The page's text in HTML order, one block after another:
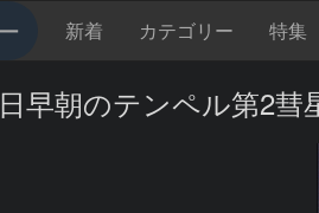
新着 カテゴリー 特集
早朝のテンペル第2彗